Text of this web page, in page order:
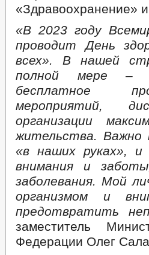
«Здравоохранение»
«В 2023 году
проводит День
всех». В нашей
полной мере –
бесплатное
мероприятий,
организации
жительства. Важно
«в наших руках», и
внимания и
заболевания. Мой
организмом и
предотвратить
заместитель
Федерации Олег